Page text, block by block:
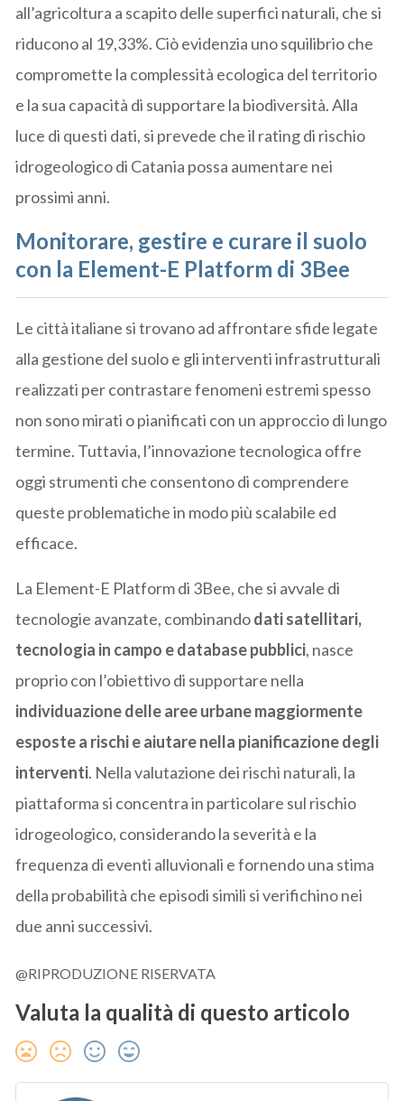
all’agricoltura a scapito delle superfici naturali, che si
riducono al 19,33%. Ciò evidenzia uno squilibrio che
compromette la complessità ecologica del territorio
e la sua capacità di supportare la biodiversità. Alla
luce di questi dati, si prevede che il rating di rischio
idrogeologico di Catania possa aumentare nei
prossimi anni.
Monitorare, gestire e curare il suolo
con la Element-E Platform di 3Bee
Le città italiane si trovano ad affrontare sfide legate
alla gestione del suolo e gli interventi infrastrutturali
realizzati per contrastare fenomeni estremi spesso
non sono mirati o pianificati con un approccio di lungo
termine. Tuttavia, l’innovazione tecnologica offre
oggi strumenti che consentono di comprendere
queste problematiche in modo più scalabile ed
efficace.
La Element-E Platform di 3Bee, che si avvale di
tecnologie avanzate, combinandodati satellitari,
tecnologia in campo e database pubblici, nasce
proprio con l’obiettivo di supportare nella
individuazione delle aree urbane maggiormente
esposte a rischi e aiutare nella pianificazione degli
interventi. Nella valutazione dei rischi naturali, la
piattaforma si concentra in particolare sul rischio
idrogeologico, considerando la severità e la
frequenza di eventi alluvionali e fornendo una stima
della probabilità che episodi simili si verifichino nei
due anni successivi.
@RIPRODUZIONE RISERVATA
Valuta la qualità di questo articolo